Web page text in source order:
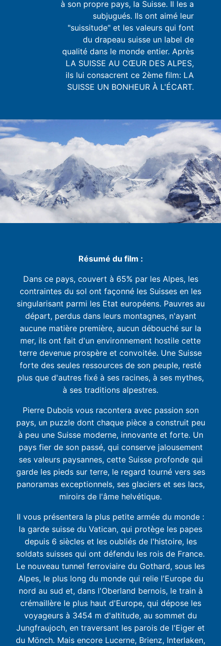
à son propre pays, la Suisse. Il les a
subjugués. Ils ont aimé leur
"suissitude" et les valeurs qui font
du drapeau suisse un label de
qualité dans le monde entier. Après
LA SUISSE AU CŒUR DES ALPES,
ils lui consacrent ce 2ème film: LA
SUISSE UN BONHEUR À L'ÉCART.
Résumé du film :
Dans ce pays, couvert à 65% par les Alpes, les
contraintes du sol ont façonné les Suisses en les
singularisant parmi les Etat européens. Pauvres au
départ, perdus dans leurs montagnes, n'ayant
aucune matière première, aucun débouché sur la
mer, ils ont fait d'un environnement hostile cette
terre devenue prospère et convoitée. Une Suisse
forte des seules ressources de son peuple, resté
plus que d'autres fixé à ses racines, à ses mythes,
à ses traditions alpestres.
Pierre Dubois vous racontera avec passion son
pays, un puzzle dont chaque pièce a construit peu
à peu une Suisse moderne, innovante et forte. Un
pays fier de son passé, qui conserve jalousement
ses valeurs paysannes, cette Suisse profonde qui
garde les pieds sur terre, le regard tourné vers ses
panoramas exceptionnels, ses glaciers et ses lacs,
miroirs de l'âme helvétique.
Il vous présentera la plus petite armée du monde :
la garde suisse du Vatican, qui protège les papes
depuis 6 siècles et les oubliés de l'histoire, les
soldats suisses qui ont défendu les rois de France.
Le nouveau tunnel ferroviaire du Gothard, sous les
Alpes, le plus long du monde qui relie l'Europe du
nord au sud et, dans l'Oberland bernois, le train à
crémaillère le plus haut d'Europe, qui dépose les
voyageurs à 3454 m d'altitude, au sommet du
Jungfraujoch, en traversant les parois de l'Eiger et
du Mönch. Mais encore Lucerne, Brienz, Interlaken,